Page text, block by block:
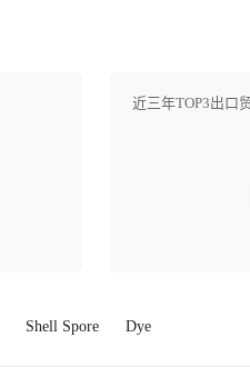
近三年TOP3出口
Shell Spore Dye